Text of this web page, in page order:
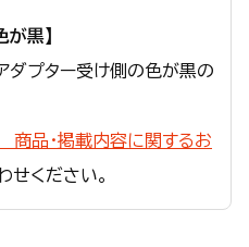
黒】
ダプター受け側の色が黒の
商品・掲載内容に関するお
せください。